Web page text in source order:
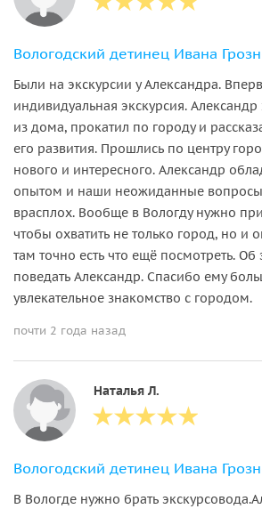
Вологодский детинец Ивана
Были на экскурсии у Александра.
индивидуальная экскурсия.
из дома, прокатил по городу и
его развития. Прошлись по центру
нового и интересного. Александр
опытом и наши неожиданные вопросы
врасплох. Вообще в Вологду нужно
чтобы охватить не только город, но и
там точно есть что ещё посмотреть.
поведать Александр. Спасибо ему
увлекательное знакомство с городом.
почти 2 года назад
Наталья Л.
Вологодский детинец Ивана
В Вологде нужно брать